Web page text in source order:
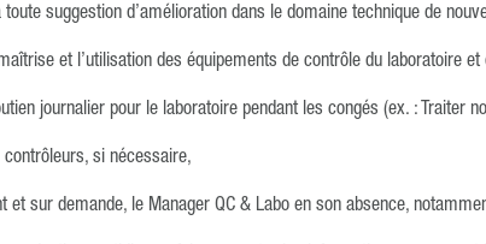
suggestion d’amélioration dans le domaine technique de
et l’utilisation des équipements de contrôle du laboratoire et
journalier pour le laboratoire pendant les congés (ex. : Traiter
si nécessaire,
et sur demande, le Manager QC & Labo en son absence,